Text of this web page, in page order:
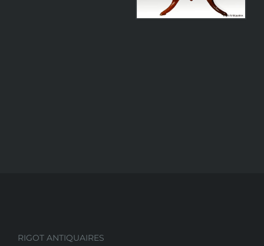
RIGOT ANTIQUAIRES